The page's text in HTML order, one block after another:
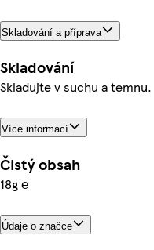
Skladování a příprava
Skladování
Skladujte v suchu a temnu.
Více informací
Čistý obsah
18g ℮
Údaje o značce